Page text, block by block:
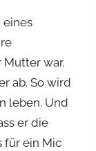
eines
war.
ab. So wird
leben. Und
er die
für ein Mic